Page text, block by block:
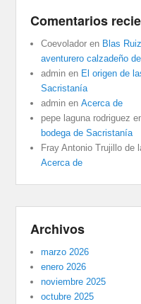
Comentarios
Coevolador en Blas
aventurero calzadeño
admin en El origen de
Sacristanía
admin enAcerca de
pepe laguna rodriguez
bodega de Sacristanía
Fray Antonio Trujillo de
Acerca de
Archivos
marzo 2026
enero 2026
noviembre 2025
octubre 2025